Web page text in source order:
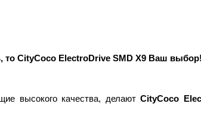
то CityCoco ElectroDrive SMD X9 Ваш выбор!
высокого качества, делают CityCoco